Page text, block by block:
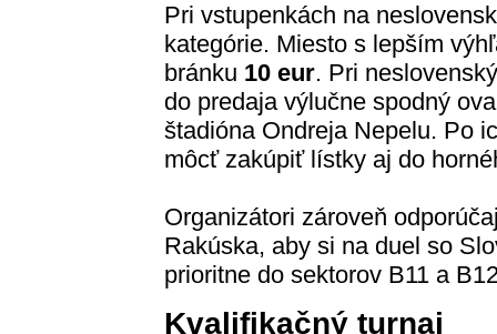
Pri vstupenkách na
kategórie. Miesto s lepším
bránku 10 eur. Pri
do predaja výlučne spodný
štadióna Ondreja Nepelu. Po
môcť zakúpiť lístky aj do
Organizátori zároveň
Rakúska, aby si na duel so
prioritne do sektorov B11 a
Kvalifikačný turnaj